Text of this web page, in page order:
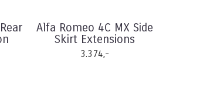
Alfa Romeo 4C MX Side
Skirt Extensions
3.374,-